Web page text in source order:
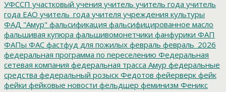
УФССП участковый учения учитель учитель года учитель
года ЕАО учитель_года учителя учреждения культуры
ФАД "Амур" фальсификация фальсифицированное масло
фальшивая купюра фальшивомонетчики фанфурики ФАП
ФАПы ФАС фастфуд для пожилых февраль февраль_2026
федеральная программа по переселению Федеральная
сетевая компания федеральная трасса Амур федеральные
средства федеральный розыск Федотов фейерверк фейк
фейки фейковые новости фельдшер феминизм Феникс